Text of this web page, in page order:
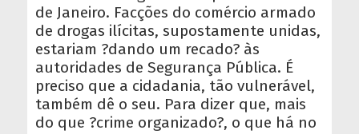
de Janeiro. Facções do comércio armado
de drogas ilícitas, supostamente unidas,
estariam ?dando um recado? às
autoridades de Segurança Pública. É
preciso que a cidadania, tão vulnerável,
também dê o seu. Para dizer que, mais
do que ?crime organizado?, o que há no